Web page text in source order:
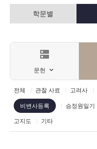
학문별
dns
문헌
전체 관찰 사료 고려사
비변사등록 승정원일기
고지도 기타